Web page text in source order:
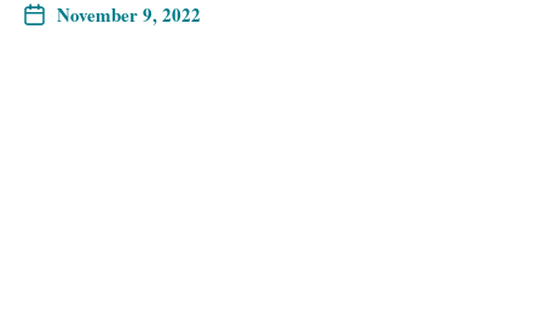
November 9, 2022